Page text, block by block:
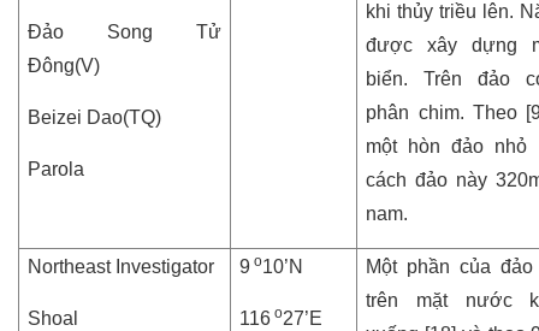
Đảo Song Tử
Đông(V)
Beizei Dao(TQ)
Parola
khi thủy triều lên.
được xây dựng
biển. Trên đảo
phân chim. Theo
một hòn đảo nhỏ
cách đảo này
nam.
Northeast Investigator
Shoal
9 o10’N
116 o27’E
Một phần của
trên mặt nước